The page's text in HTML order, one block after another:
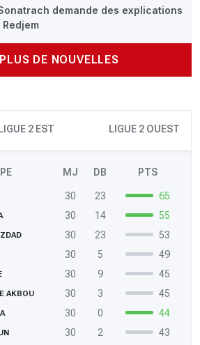
demande des explications
Redjem
DE NOUVELLES
LIGUE 2 EST LIGUE 2 OUEST
MJ DB PTS
30 23
65
30 14
55
30 23
53
30 5
49
30 9
45
AKBOU 30 3
45
30 0
44
30 2
43